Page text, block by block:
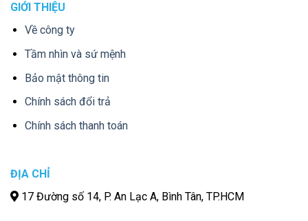
GIỚI THIỆU
Về công ty
Tầm nhìn và sứ mệnh
Bảo mật thông tin
Chính sách đổi trả
Chính sách thanh toán
ĐỊA CHỈ
17 Đường số 14, P. An Lạc A, Bình Tân, TP.HCM